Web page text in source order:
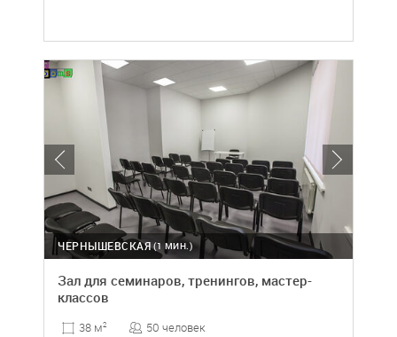
(1 МИН.)
ЧЕРНЫШЕВСКАЯ
Зал для семинаров, тренингов, мастер-
классов
38 м2 50 человек